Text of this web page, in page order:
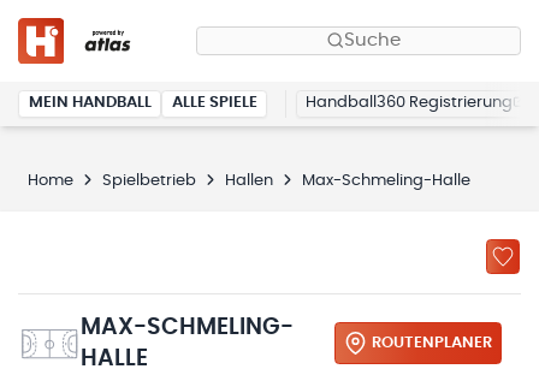
Suche
MEIN HANDBALL ALLE SPIELE Handball360 Registrierung
Home Spielbetrieb Hallen Max-Schmeling-Halle
MAX-SCHMELING-
HALLE
ROUTENPLANER